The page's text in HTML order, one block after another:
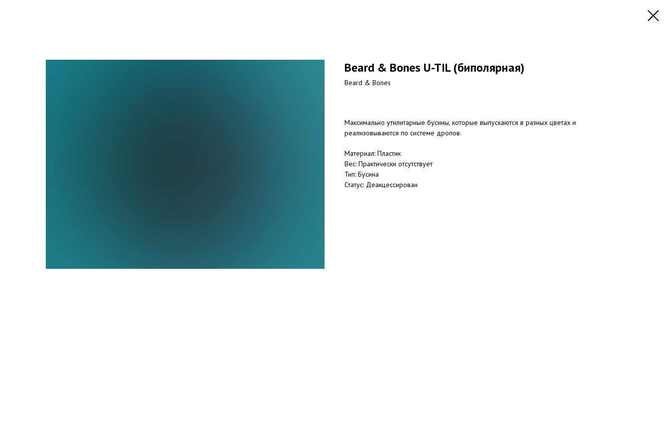
Beard & Bones U-TIL (биполярная)
Beard & Bones
Максимально утилитарные бусины, которые выпускаются в разных цветах и
реализовываются по системе дропов.
Материал: Пластик
Вес: Практически отсутствует
Тип: Бусина
Статус: Деакцессирован